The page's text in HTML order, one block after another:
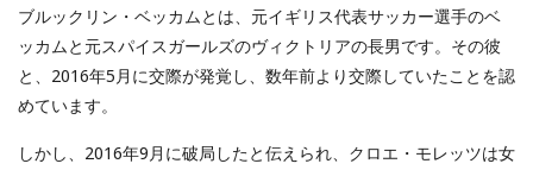
ブルックリン・ベッカムとは、元イギリス代表サッカー選手のベ
ッカムと元スパイスガールズのヴィクトリアの長男です。その彼
と、2016年5月に交際が発覚し、数年前より交際していたことを認
めています。
しかし、2016年9月に破局したと伝えられ、クロエ・モレッツは女